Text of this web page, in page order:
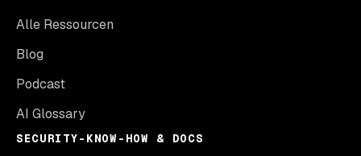
Alle Ressourcen
Blog
Podcast
AI Glossary
SECURITY-KNOW-HOW & DOCS